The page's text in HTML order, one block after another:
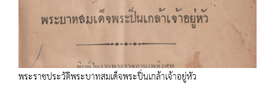
พระราชประวัติพระบาทสมเด็จพระปิ่นเกล้าเจ้าอยู่หัว